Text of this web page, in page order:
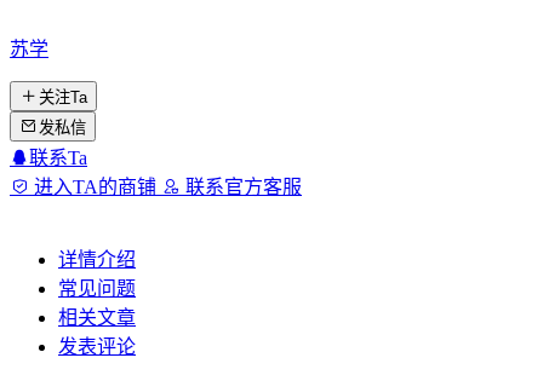
苏学
关注Ta
发私信
联系Ta
进入TA的商铺
联系官方客服
详情介绍
常见问题
相关文章
发表评论